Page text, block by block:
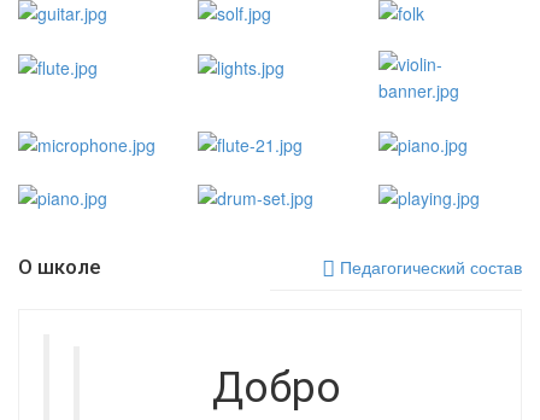
О школе Педагогический состав
Добро